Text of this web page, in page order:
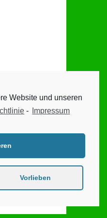
Website und unseren
- Impressum
Vorlieben